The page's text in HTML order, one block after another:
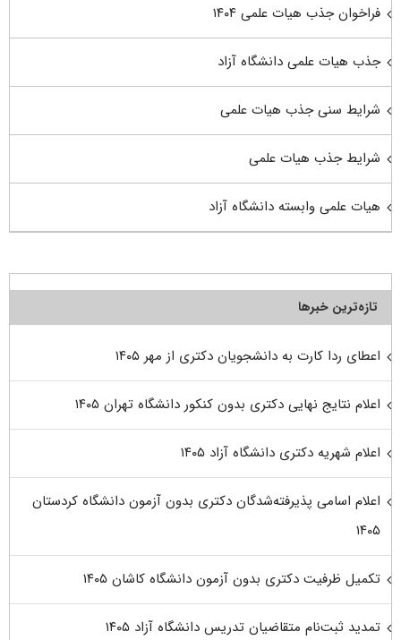
فراخوان جذب هیات علمی ۱۴۰۴
جذب هیات علمی دانشگاه آزاد
شرایط سنی جذب هیات علمی
شرایط جذب هیات علمی
هیات علمی وابسته دانشگاه آزاد
تازه‌ترین خبرها
اعطای ردا کارت به دانشجویان دکتری از مهر ۱۴۰۵
اعلام نتایج نهایی دکتری بدون کنکور دانشگاه تهران ۱۴۰۵
اعلام شهریه دکتری دانشگاه آزاد ۱۴۰۵
اعلام اسامی پذیرفته‌شدگان دکتری بدون آزمون دانشگاه کردستان
۱۴۰۵
تکمیل ظرفیت دکتری بدون آزمون دانشگاه کاشان ۱۴۰۵
تمدید ثبت‌نام متقاضیان تدریس دانشگاه آزاد ۱۴۰۵